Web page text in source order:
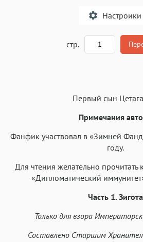
Настроики
Roboto Garamond Fira
Аа Аа
Аа
Helvetica Neue
Аа
Arial
стр.
Первый сын
Примечания
Фанфик участвовал в «Зимней
году.
Для чтения желательно прочитать
«Дипломатический
Часть 1. Зигота
Только для взора
Составлено Старшим